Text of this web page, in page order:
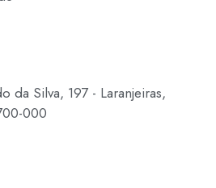
da Silva, 197 - Laranjeiras,
000